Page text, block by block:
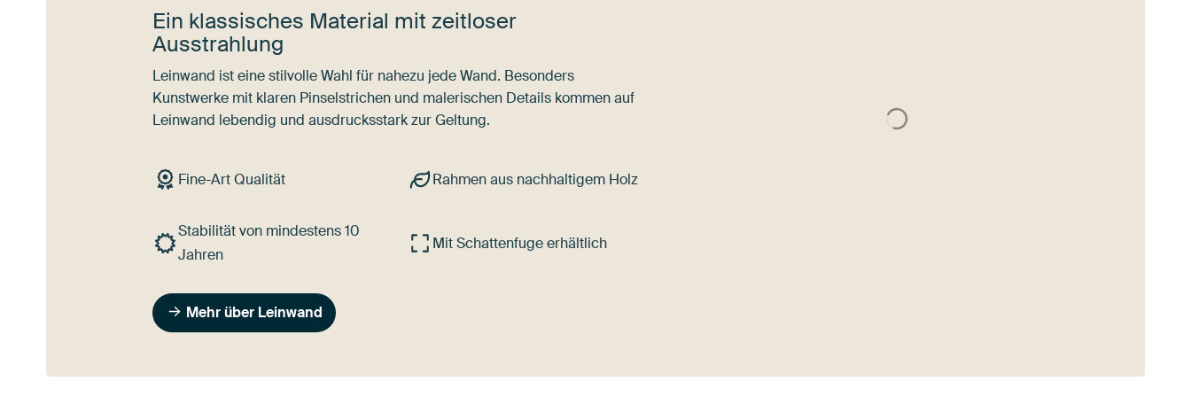
Ein klassisches Material mit zeitloser
Ausstrahlung
Leinwand ist eine stilvolle Wahl für nahezu jede Wand. Besonders
Kunstwerke mit klaren Pinselstrichen und malerischen Details kommen auf
Leinwand lebendig und ausdrucksstark zur Geltung.
Fine-Art Qualität Rahmen aus nachhaltigem Holz
Stabilität von mindestens 10
Jahren
Mit Schattenfuge erhältlich
Mehr über Leinwand